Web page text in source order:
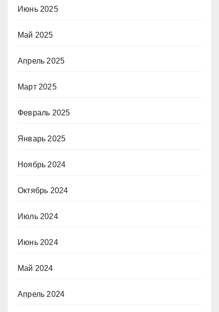
Июнь 2025
Май 2025
Апрель 2025
Март 2025
Февраль 2025
Январь 2025
Ноябрь 2024
Октябрь 2024
Июль 2024
Июнь 2024
Май 2024
Апрель 2024